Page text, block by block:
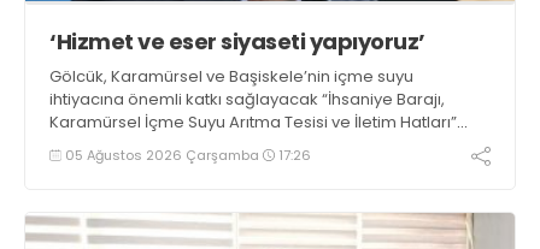
‘Hizmet ve eser siyaseti yapıyoruz’
Gölcük, Karamürsel ve Başiskele’nin içme suyu
ihtiyacına önemli katkı sağlayacak “İhsaniye Barajı,
Karamürsel İçme Suyu Arıtma Tesisi ve İletim Hatları”
projesinin tanıtım töreninde konuşan Büyükşehir
Belediye Başkanı Tahir Büyükakın, “Hizmet ve eser
05 Ağustos 2026 Çarşamba 17:26